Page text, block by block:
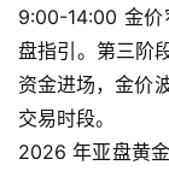
9:00-14:00 金价
盘指引。第三阶
资金进场，金价
交易时段。
2026 年亚盘黄